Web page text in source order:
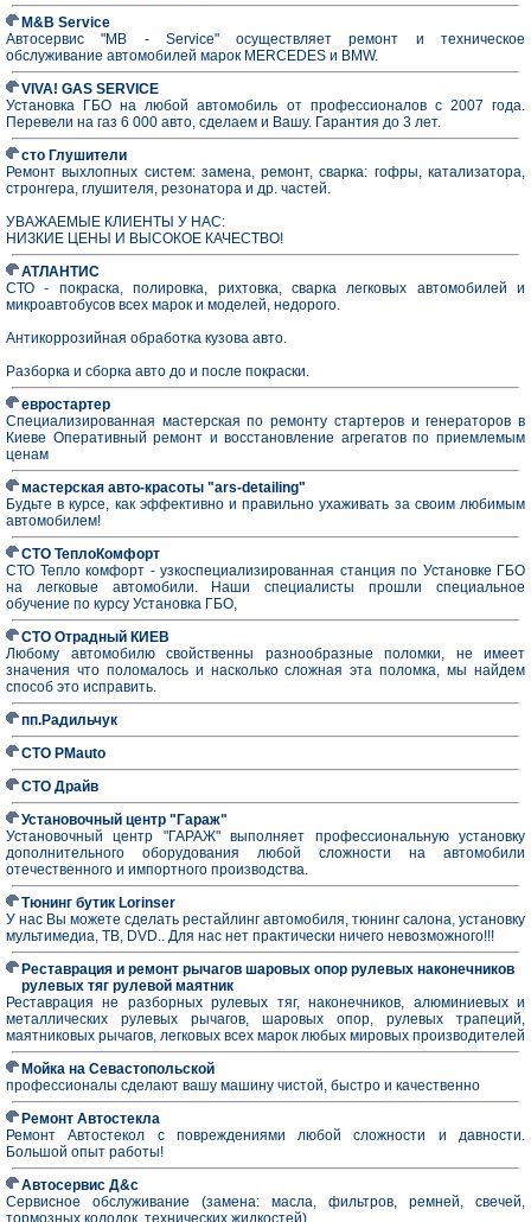
M&B Service
Автосервис "MB - Service" осуществляет ремонт и техническое
обслуживание автомобилей марок MERCEDES и BMW.
VIVA! GAS SERVICE
Установка ГБО на любой автомобиль от профессионалов с 2007 года.
Перевели на газ 6 000 авто, сделаем и Вашу. Гарантия до 3 лет.
сто Глушители
Ремонт выхлопных систем: замена, ремонт, сварка: гофры, катализатора,
стронгера, глушителя, резонатора и др. частей.
УВАЖАЕМЫЕ КЛИЕНТЫ У НАС:
НИЗКИЕ ЦЕНЫ И ВЫСОКОЕ КАЧЕСТВО!
АТЛАНТИС
СТО - покраска, полировка, рихтовка, сварка легковых автомобилей и
микроавтобусов всех марок и моделей, недорого.
Антикоррозийная обработка кузова авто.
Разборка и сборка авто до и после покраски.
евростартер
Специализированная мастерская по ремонту стартеров и генераторов в
Киеве Оперативный ремонт и восстановление агрегатов по приемлемым
ценам
мастерская авто-красоты "ars-detailing"
Будьте в курсе, как эффективно и правильно ухаживать за своим любимым
автомобилем!
СТО ТеплоКомфорт
СТО Тепло комфорт - узкоспециализированная станция по Установке ГБО
на легковые автомобили. Наши специалисты прошли специальное
обучение по курсу Установка ГБО,
СТО Отрадный КИЕВ
Любому автомобилю свойственны разнообразные поломки, не имеет
значения что поломалось и насколько сложная эта поломка, мы найдем
способ это исправить.
пп.Радильчук
СТО PMauto
СТО Драйв
Установочный центр "Гараж"
Установочный центр "ГАРАЖ" выполняет профессиональную установку
дополнительного оборудования любой сложности на автомобили
отечественного и импортного производства.
Тюнинг бутик Lorinser
У нас Вы можете сделать рестайлинг автомобиля, тюнинг салона, установку
мультимедиа, ТВ, DVD.. Для нас нет практически ничего невозможного!!!
Реставрация и ремонт рычагов шаровых опор рулевых наконечников
рулевых тяг рулевой маятник
Реставрация не разборных рулевых тяг, наконечников, алюминиевых и
металлических рулевых рычагов, шаровых опор, рулевых трапеций,
маятниковых рычагов, легковых всех марок любых мировых производителей
Мойка на Севастопольской
профессионалы сделают вашу машину чистой, быстро и качественно
Ремонт Автостекла
Ремонт Автостекол с повреждениями любой сложности и давности.
Большой опыт работы!
Автосервис Д&с
Сервисное обслуживание (замена: масла, фильтров, ремней, свечей,
тормозных колодок, технических жидкостей)